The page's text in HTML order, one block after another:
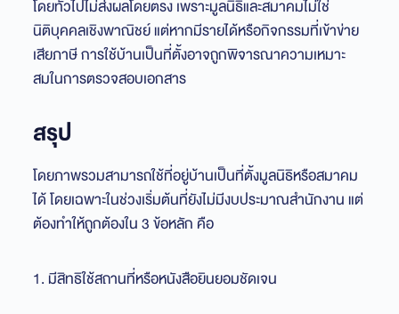
โดยทั่วไปไม่ส่งผลโดยตรง เพราะมูลนิธิและสมาคมไม่ใช่
นิติบุคคลเชิงพาณิชย์ แต่หากมีรายได้หรือกิจกรรมที่เข้าข่าย
เสียภาษี การใช้บ้านเป็นที่ตั้งอาจถูกพิจารณาความเหมาะ
สมในการตรวจสอบเอกสาร
สรุป
โดยภาพรวมสามารถใช้ที่อยู่บ้านเป็นที่ตั้งมูลนิธิหรือสมาคม
ได้ โดยเฉพาะในช่วงเริ่มต้นที่ยังไม่มีงบประมาณสำนักงาน แต่
ต้องทำให้ถูกต้องใน 3 ข้อหลัก คือ
1. มีสิทธิใช้สถานที่หรือหนังสือยินยอมชัดเจน